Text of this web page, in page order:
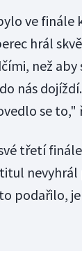
ve finále
hrál
než
nás
se to,"
třetí
podařilo,